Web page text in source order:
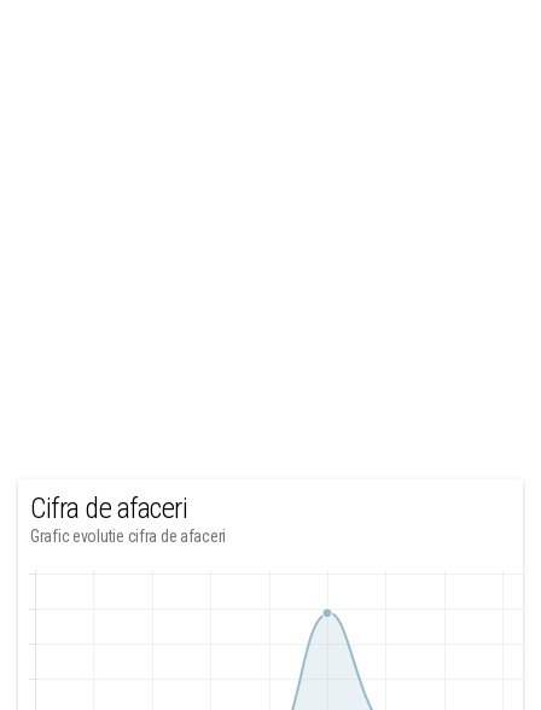
Cifra de afaceri
Grafic evolutie cifra de afaceri